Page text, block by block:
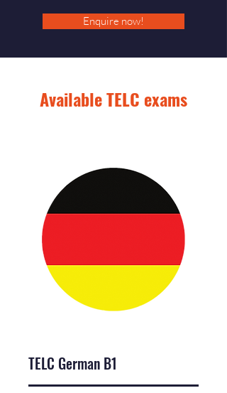
Enquire now!
Available TELC exams
TELC German B1